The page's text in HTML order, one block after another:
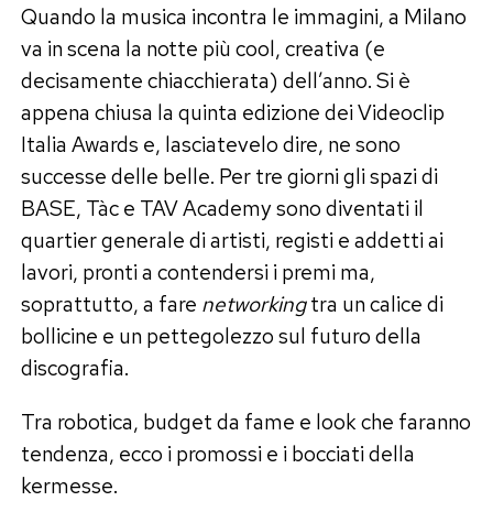
Quando la musica incontra le immagini, a Milano
va in scena la notte più cool, creativa (e
decisamente chiacchierata) dell’anno. Si è
appena chiusa la quinta edizione dei Videoclip
Italia Awards e, lasciatevelo dire, ne sono
successe delle belle. Per tre giorni gli spazi di
BASE, Tàc e TAV Academy sono diventati il
quartier generale di artisti, registi e addetti ai
lavori, pronti a contendersi i premi ma,
soprattutto, a fare networkingtra un calice di
bollicine e un pettegolezzo sul futuro della
discografia.
Tra robotica, budget da fame e look che faranno
tendenza, ecco i promossi e i bocciati della
kermesse.